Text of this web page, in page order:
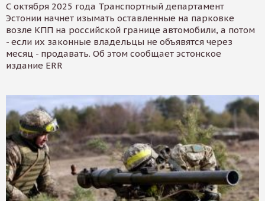
С октября 2025 года Транспортный департамент
Эстонии начнет изымать оставленные на парковке
возле КПП на российской границе автомобили, а потом
- если их законные владельцы не объявятся через
месяц - продавать. Об этом сообщает эстонское
издание ERR